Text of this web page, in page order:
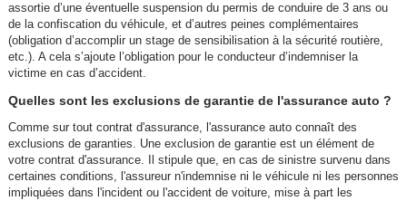
assortie d’une éventuelle suspension du permis de conduire de 3 ans ou
de la confiscation du véhicule, et d’autres peines complémentaires
(obligation d’accomplir un stage de sensibilisation à la sécurité routière,
etc.). A cela s’ajoute l’obligation pour le conducteur d’indemniser la
victime en cas d’accident.
Quelles sont les exclusions de garantie de l'assurance auto ?
Comme sur tout contrat d'assurance, l'assurance auto connaît des
exclusions de garanties. Une exclusion de garantie est un élément de
votre contrat d'assurance. Il stipule que, en cas de sinistre survenu dans
certaines conditions, l'assureur n'indemnise ni le véhicule ni les personnes
impliquées dans l'incident ou l'accident de voiture, mise à part les